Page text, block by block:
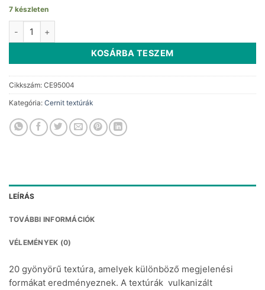
950 Ft.950 Ft.
7 készleten
KOSÁRBA TESZEM
Cikkszám: CE95004
Kategória: Cernit textúrák
LEÍRÁS
TOVÁBBI INFORMÁCIÓK
VÉLEMÉNYEK (0)
20 gyönyörű textúra, amelyek különböző megjelenési
formákat eredményeznek. A textúrák vulkanizált